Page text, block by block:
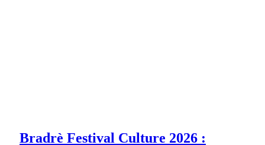
Bradrè Festival Culture 2026 :